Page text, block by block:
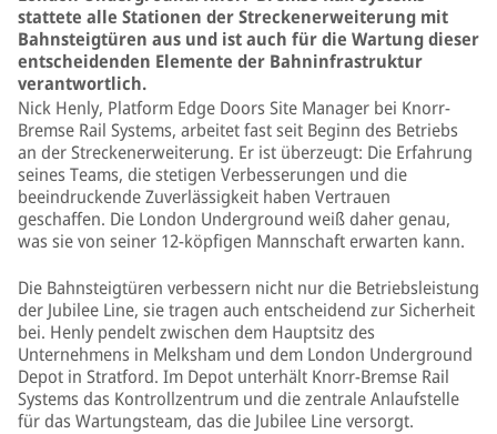
stattete alle Stationen der Streckenerweiterung mit
Bahnsteigtüren aus und ist auch für die Wartung dieser
entscheidenden Elemente der Bahninfrastruktur
verantwortlich.
Nick Henly, Platform Edge Doors Site Manager bei Knorr-
Bremse Rail Systems, arbeitet fast seit Beginn des Betriebs
an der Streckenerweiterung. Er ist überzeugt: Die Erfahrung
seines Teams, die stetigen Verbesserungen und die
beeindruckende Zuverlässigkeit haben Vertrauen
geschaffen. Die London Underground weiß daher genau,
was sie von seiner 12-köpfigen Mannschaft erwarten kann.
Die Bahnsteigtüren verbessern nicht nur die Betriebsleistung
der Jubilee Line, sie tragen auch entscheidend zur Sicherheit
bei. Henly pendelt zwischen dem Hauptsitz des
Unternehmens in Melksham und dem London Underground
Depot in Stratford. Im Depot unterhält Knorr-Bremse Rail
Systems das Kontrollzentrum und die zentrale Anlaufstelle
für das Wartungsteam, das die Jubilee Line versorgt.